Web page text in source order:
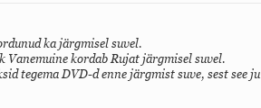
ka järgmisel suvel.
Vanemuine kordab Rujat järgmisel suvel.
tegema DVD-d enne järgmist suve, sest see ju